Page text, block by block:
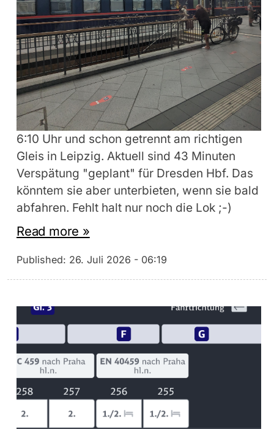
6:10 Uhr und schon getrennt am richtigen
Gleis in Leipzig. Aktuell sind 43 Minuten
Verspätung "geplant" für Dresden Hbf. Das
könntem sie aber unterbieten, wenn sie bald
abfahren. Fehlt halt nur noch die Lok ;-)
Read more »
Published: 26. Juli 2026 - 06:19